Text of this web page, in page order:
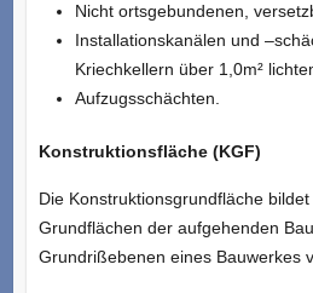
Nicht ortsgebundenen,
Installationskanälen und
Kriechkellern über 1,0m²
Aufzugsschächten.
Konstruktionsfläche (KGF)
Die Konstruktionsgrundfläche
Grundflächen der aufgehenden
Grundrißebenen eines Bauwerkes